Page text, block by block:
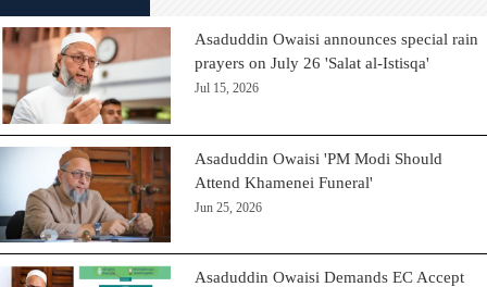
Asaduddin Owaisi announces special rain
prayers on July 26 'Salat al-Istisqa'
Jul 15, 2026
Asaduddin Owaisi 'PM Modi Should
Attend Khamenei Funeral'
Jun 25, 2026
Asaduddin Owaisi Demands EC Accept